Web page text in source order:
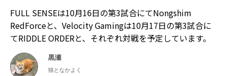
FULL SENSEは10月16日の第3試合にてNongshim
RedForceと、Velocity Gamingは10月17日の第3試合に
てRIDDLE ORDERと、それぞれ対戦を予定しています。
黒瀬
猫となかよく